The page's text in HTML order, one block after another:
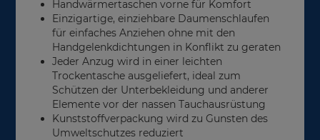
Handwärmertaschen vorne für Komfort
Einzigartige, einziehbare Daumenschlaufen
für einfaches Anziehen ohne mit den
Handgelenkdichtungen in Konflikt zu geraten
Jeder Anzug wird in einer leichten
Trockentasche ausgeliefert, ideal zum
Schützen der Unterbekleidung und anderer
Elemente vor der nassen Tauchausrüstung
Kunststoffverpackung wird zu Gunsten des
Umweltschutzes reduziert